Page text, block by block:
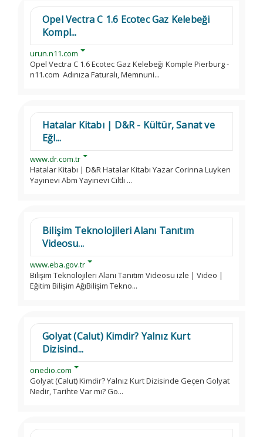
Opel Vectra C 1.6 Ecotec Gaz Kelebeği
Kompl...
urun.n11.com
Opel Vectra C 1.6 Ecotec Gaz Kelebeği Komple Pierburg -
n11.com Adınıza Faturalı, Memnuni...
Hatalar Kitabı | D&R - Kültür, Sanat ve
Eğl...
www.dr.com.tr
Hatalar Kitabı | D&R Hatalar Kitabı Yazar Corinna Luyken
Yayınevi Abm Yayınevi Ciltli ...
Bilişim Teknolojileri Alanı Tanıtım
Videosu...
www.eba.gov.tr
Bilişim Teknolojileri Alanı Tanıtım Videosu izle | Video |
Eğitim Bilişim AğıBilişim Tekno...
Golyat (Calut) Kimdir? Yalnız Kurt
Dizisind...
onedio.com
Golyat (Calut) Kimdir? Yalnız Kurt Dizisinde Geçen Golyat
Nedir, Tarihte Var mı? Go...